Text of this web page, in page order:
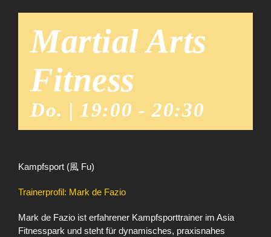
Martial Arts
Fitness
Do. | 19:00 -20:30
Kampfsport (風 Fu)
Trainerprofil: Mark de Fazio
Mark de Fazio ist erfahrener Kampfsporttrainer im Asia
Fitnesspark und steht für dynamisches, praxisnahes